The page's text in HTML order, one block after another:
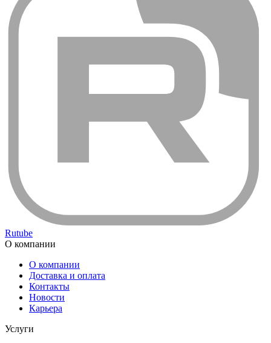
Rutube
О компании
О компании
Доставка и оплата
Контакты
Новости
Карьера
Услуги